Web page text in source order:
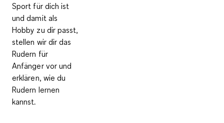
Sport für dich ist
und damit als
Hobby zu dir passt,
stellen wir dir das
Rudern für
Anfänger vor und
erklären, wie du
Rudern lernen
kannst.